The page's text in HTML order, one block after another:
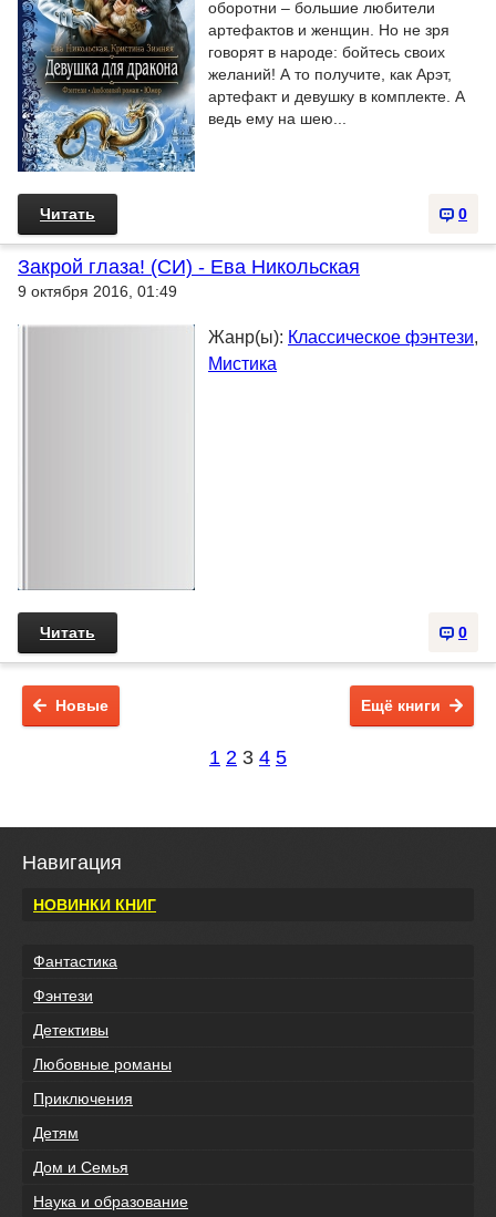
оборотни – большие любители
артефактов и женщин. Но не зря
говорят в народе: бойтесь своих
желаний! А то получите, как Арэт,
артефакт и девушку в комплекте. А
ведь ему на шею...
0
Читать
Закрой глаза! (СИ) - Ева Никольская
9 октября 2016, 01:49
Жанр(ы): Классическое фэнтези,
Мистика
0
Читать
Новые Ещё книги
1 2 3 4 5
Навигация
НОВИНКИ КНИГ
Фантастика
Фэнтези
Детективы
Любовные романы
Приключения
Детям
Дом и Семья
Наука и образование